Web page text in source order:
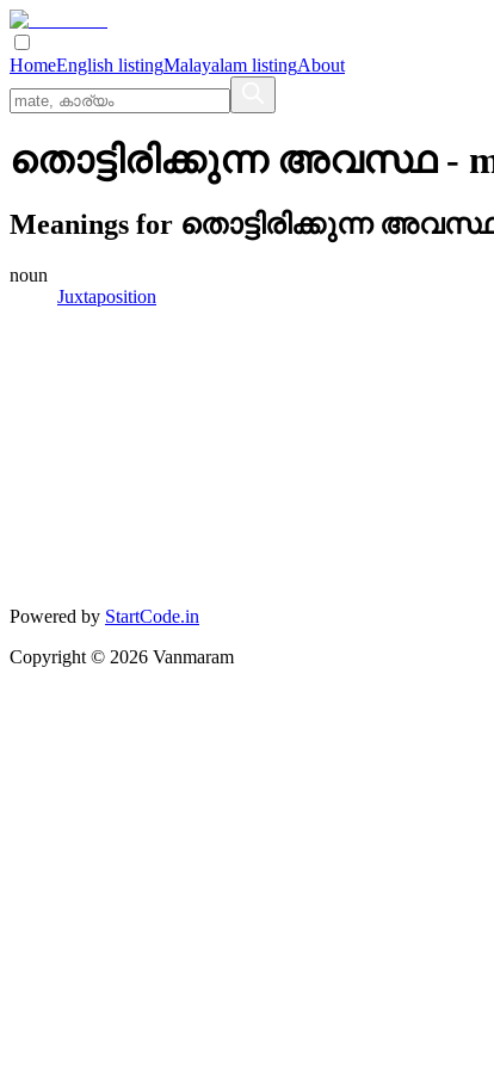
HomeEnglish listingMalayalam listingAbout
തൊട്ടിരിക്കുന്ന അവസ്ഥ-
Meanings for തൊട്ടിരിക്കുന്ന
noun
Juxtaposition
Powered by StartCode.in
Copyright © 2026 Vanmaram